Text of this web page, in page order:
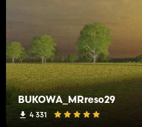
BUKOWA_MRreso29
4 331